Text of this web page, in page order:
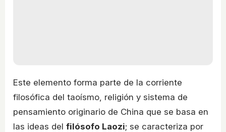
Este elemento forma parte de la corriente
filosófica del taoísmo, religión y sistema de
pensamiento originario de China que se basa en
las ideas del filósofo Laozi; se caracteriza por